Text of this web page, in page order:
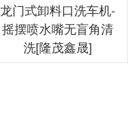
龙门式卸料口洗车机-
摇摆喷水嘴无盲角清
洗[隆茂鑫晟]